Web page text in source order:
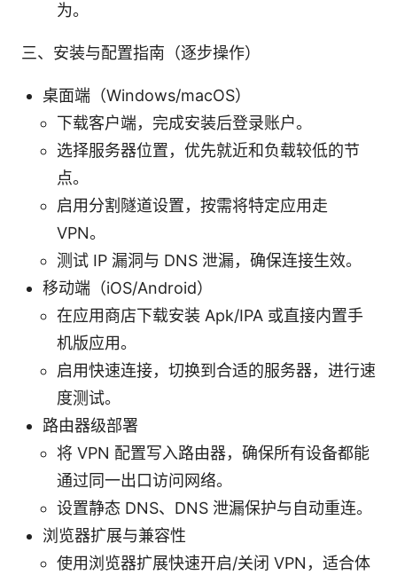
为。
三、安装与配置指南（逐步操作）
桌面端（Windows/macOS）
下载客户端，完成安装后登录账户。
选择服务器位置，优先就近和负载较低的节
点。
启用分割隧道设置，按需将特定应用走
VPN。
测试 IP 漏洞与 DNS 泄漏，确保连接生效。
移动端（iOS/Android）
在应用商店下载安装 Apk/IPA 或直接内置手
机版应用。
启用快速连接，切换到合适的服务器，进行速
度测试。
路由器级部署
将 VPN 配置写入路由器，确保所有设备都能
通过同一出口访问网络。
设置静态 DNS、DNS 泄漏保护与自动重连。
浏览器扩展与兼容性
使用浏览器扩展快速开启/关闭 VPN，适合体